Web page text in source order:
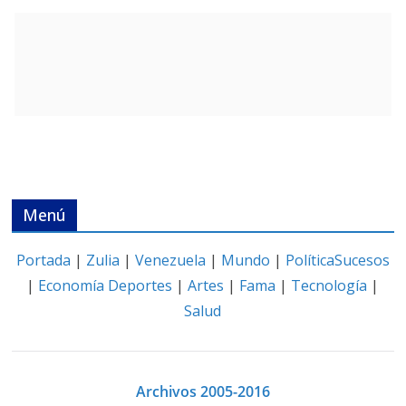
Menú
Portada | Zulia | Venezuela | Mundo | PolíticaSucesos
| Economía Deportes |Artes | Fama | Tecnología |
Salud
Archivos 2005-2016